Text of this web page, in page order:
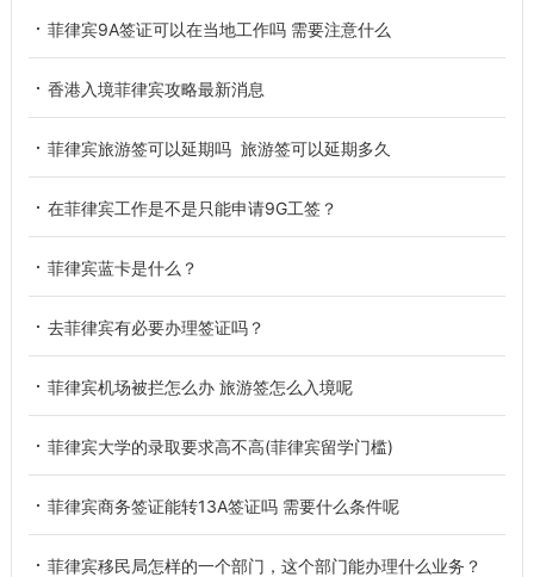
菲律宾9A签证可以在当地工作吗 需要注意什么
香港入境菲律宾攻略最新消息
菲律宾旅游签可以延期吗 旅游签可以延期多久
在菲律宾工作是不是只能申请9G工签？
菲律宾蓝卡是什么？
去菲律宾有必要办理签证吗？
菲律宾机场被拦怎么办 旅游签怎么入境呢
菲律宾大学的录取要求高不高(菲律宾留学门槛)
菲律宾商务签证能转13A签证吗 需要什么条件呢
菲律宾移民局怎样的一个部门，这个部门能办理什么业务？